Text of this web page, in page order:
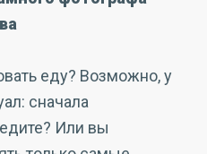
еду? Возможно, у
сначала
Или вы